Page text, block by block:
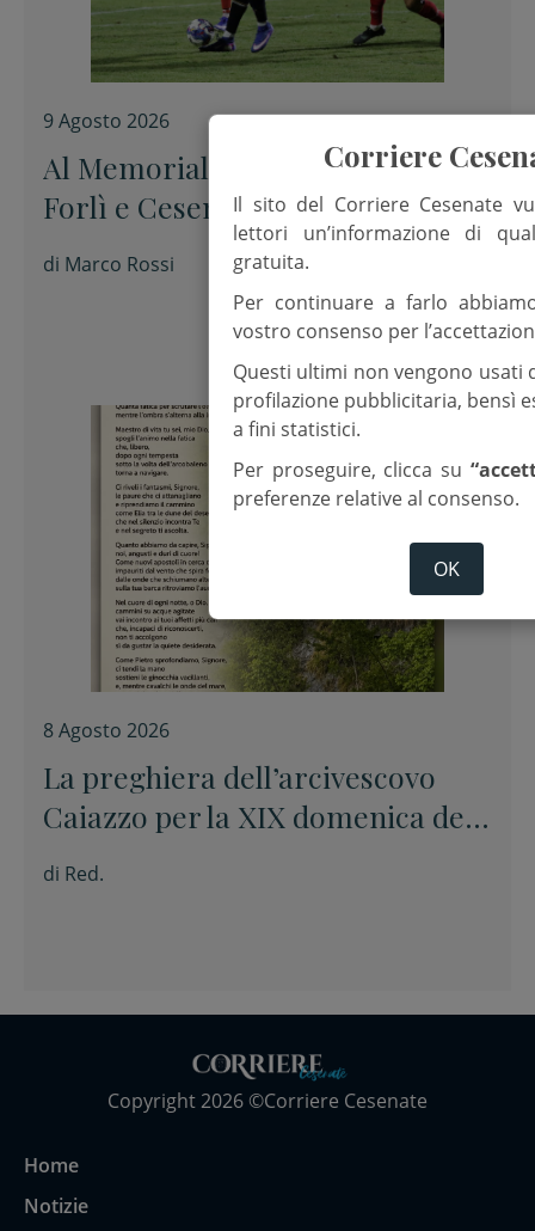
9 Agosto 2026
Al Memorial “Sirotti” 0-0 tra
Forlì e Cesena
di Marco Rossi
8 Agosto 2026
La preghiera dell’arcivescovo
Caiazzo per la XIX domenica del
Tempo ordinario
di Red.
Copyright 2026 ©Corriere Cesenate
Home
Notizie
Corriere
Il sito del Corriere Cesenate
lettori un’informazione di
gratuita.
Per continuare a farlo
vostro consenso per
Questi ultimi non vengono usati
profilazione pubblicitaria, bensì
a fini statistici.
Per proseguire, clicca su
preferenze relative al consenso.
OK